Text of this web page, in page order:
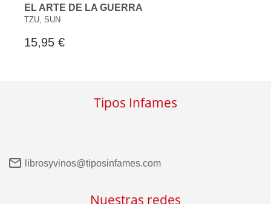
EL ARTE DE LA GUERRA
TZU, SUN
15,95 €
Tipos Infames
librosyvinos@tiposinfames.com
Nuestras redes